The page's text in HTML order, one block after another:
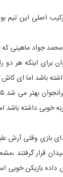
اصلی این
جواد ماهینی
برای اینکه هر
باشد اما ای
داشته باشد
بازی وقتی آرش
قرار
داده بازیکن